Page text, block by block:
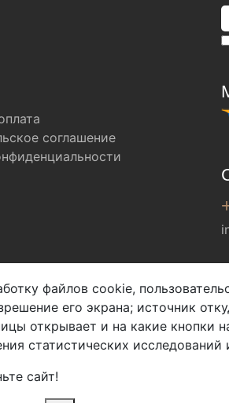
соглашение
файлов cookie,
его экрана; источник
открывает и на какие кнопки
статистических исследований
сайт!